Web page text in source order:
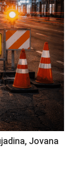
Jovana